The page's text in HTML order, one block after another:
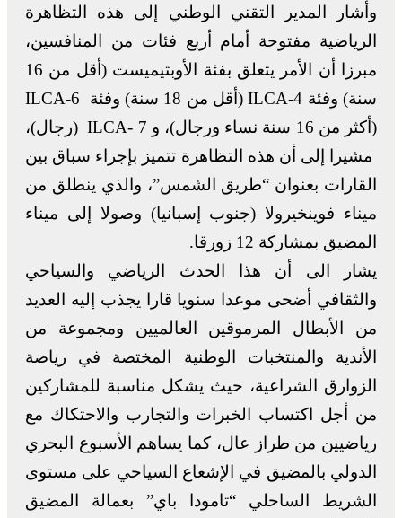
وأشار المدير التقني الوطني إلى هذه التظاهرة
الرياضية مفتوحة أمام أربع فئات من المنافسين،
مبرزا أن الأمر يتعلق بفئة الأوبتيميست (أقل من 16
سنة) وفئة ILCA-4 (أقل من 18 سنة) وفئة ILCA-6
(أكثر من 16 سنة نساء ورجال)، و ILCA- 7 (رجال)،
مشيرا إلى أن هذه التظاهرة تتميز بإجراء سباق بين
القارات بعنوان “طريق الشمس”، والذي ينطلق من
ميناء فوينخيرولا (جنوب إسبانيا) وصولا إلى ميناء
المضيق بمشاركة 12 زورقا.
يشار الى أن هذا الحدث الرياضي والسياحي
والثقافي أضحى موعدا سنويا قارا يجذب إليه العديد
من الأبطال المرموقين العالميين ومجموعة من
الأندية والمنتخبات الوطنية المختصة في رياضة
الزوارق الشراعية، حيث يشكل مناسبة للمشاركين
من أجل اكتساب الخبرات والتجارب والاحتكاك مع
رياضيين من طراز عال، كما يساهم الأسبوع البحري
الدولي بالمضيق في الإشعاع السياحي على مستوى
الشريط الساحلي “تامودا باي” بعمالة المضيق